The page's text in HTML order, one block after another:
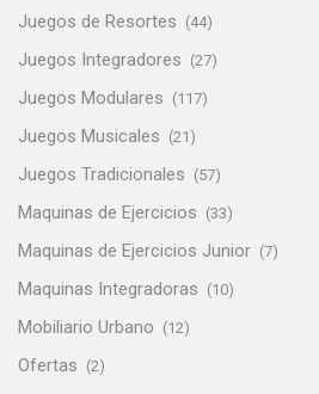
Juegos de Resortes (44)
Juegos Integradores (27)
Juegos Modulares (117)
Juegos Musicales (21)
Juegos Tradicionales (57)
Maquinas de Ejercicios (33)
Maquinas de Ejercicios Junior (7)
Maquinas Integradoras (10)
Mobiliario Urbano (12)
Ofertas (2)